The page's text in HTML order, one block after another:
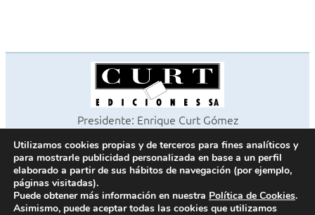
Presidente: Enrique Curt Gómez
©2026 Revista Cocinas y Baños
Todos los derechos reservados
Paseo de Gracia, 63. 1º 2ª. 08008 Barcelona -
Fax 933 183 505
Utilizamos cookies propias y de terceros para fines analíticos y
para mostrarle publicidad personalizada en base a un perfil
elaborado a partir de sus hábitos de navegación (por ejemplo,
páginas visitadas).
Puede obtener más información en nuestra Política de Cookies.
Asimismo, puede aceptar todas las cookies que utilizamos